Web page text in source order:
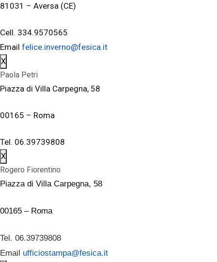
81031 – Aversa (CE)
Cell. 334.9570565
Email felice.inverno@fesica.it
X
Paola Petri
Piazza di Villa Carpegna, 58
00165 – Roma
Tel. 06.39739808
X
Rogero Fiorentino
Piazza di Villa Carpegna, 58
00165 – Roma
Tel. 06.39739808
Email ufficiostampa@fesica.it